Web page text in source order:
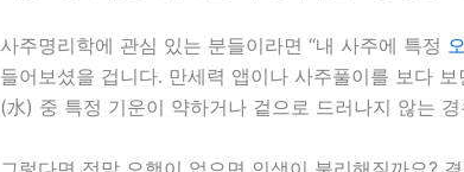
사주명리학에 관심 있는 분들이라면 “내 사주에 특정
들어보셨을 겁니다. 만세력 앱이나 사주풀이를 보다 보
(水) 중 특정 기운이 약하거나 겉으로 드러나지 않는